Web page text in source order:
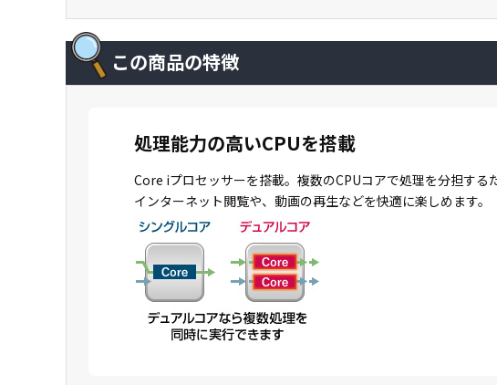
この商品の特徴
処理能力の高いCPUを搭載
Core iプロセッサーを搭載。複数のCPUコアで処理を分担す
インターネット閲覧や、動画の再生などを快適に楽しめます。